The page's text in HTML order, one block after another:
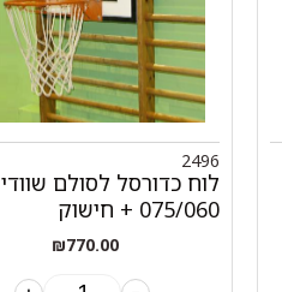
2496
לוח כדורסל לסולם שוודי
075/060 + חישוק
₪770.00